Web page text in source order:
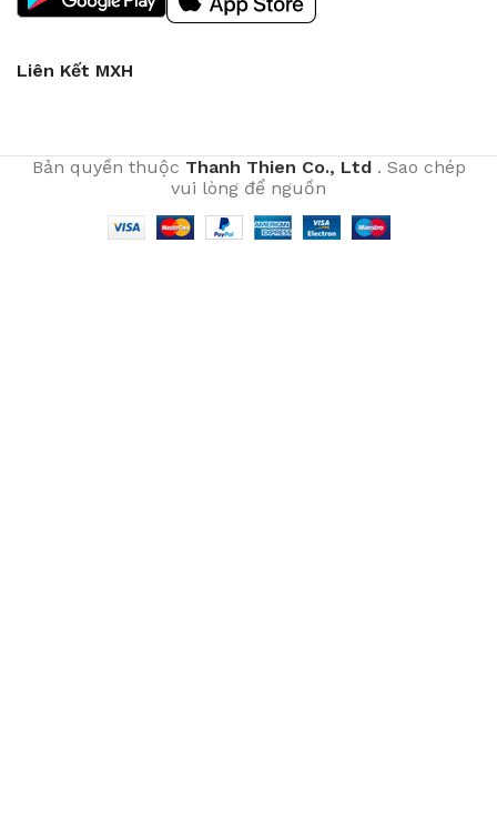
Liên Kết MXH
Bản quyền thuộc Thanh Thien Co., Ltd. Sao chép
vui lòng để nguồn